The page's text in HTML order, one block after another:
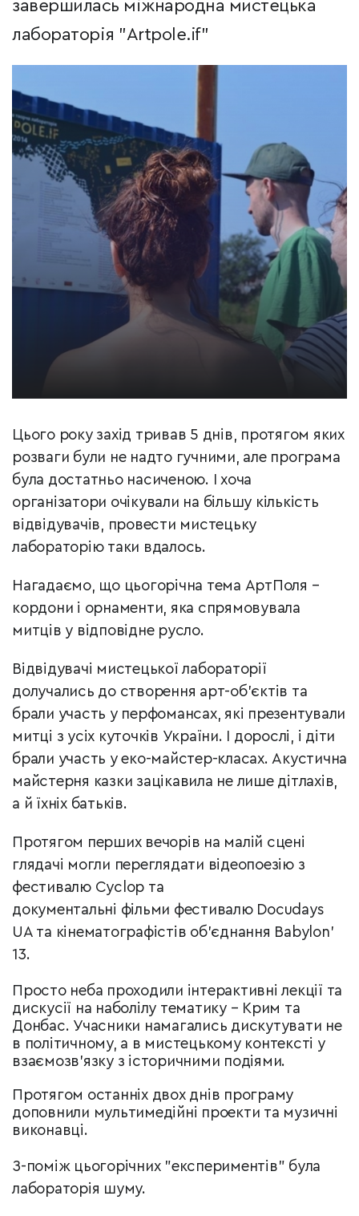
завершилась міжнародна мистецька
лабораторія "Artpole.if"
Цього року захід тривав 5 днів, протягом яких
розваги були не надто гучними, але програма
була достатньо насиченою. І хоча
організатори очікували на більшу кількість
відвідувачів, провести мистецьку
лабораторію таки вдалось.
Нагадаємо, що цьогорічна тема АртПоля –
кордони і орнаменти, яка спрямовувала
митців у відповідне русло.
Відвідувачі мистецької лабораторії
долучались до створення арт-об'єктів та
брали участь у перфомансах, які презентували
митці з усіх куточків України. І дорослі, і діти
брали участь у еко-майстер-класах. Акустична
майстерня казки зацікавила не лише дітлахів,
а й їхніх батьків.
П ротягом перших вечорів на малій сцені
глядачі могли переглядати відеопоезію з
фестивалю Cyclop та
документальні фільми фестивалю Docudays
UA та кінематографістів об'єднання Babylon'
13.
Просто неба проходили інтерактивні лекції та
дискусії на наболілу тематику –​ Крим та
Донбас. Учасники намагались дискутувати не
в політичному, а в мистецькому контексті у
взаємозв'язку з історичними подіями.
Протягом останніх двох днів програму
доповнили мультимедійні проекти та музичні
виконавці.
З-поміж цьогорічних "експериментів" була
лабораторія шуму.